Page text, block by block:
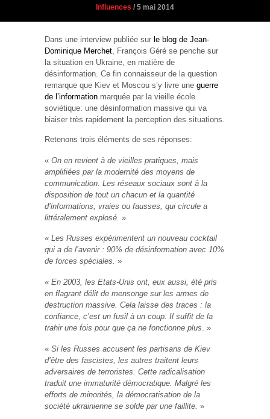
Influences / 5 mai 2014
Dans une interview publiée sur le blog de Jean-
Dominique Merchet , François Géré se penche sur
la situation en Ukraine, en matière de
désinformation. Ce fin connaisseur de la question
remarque que Kiev et Moscou s’y livre une guerre
de l’information marquée par la vieille école
soviétique: une désinformation massive qui va
biaiser très rapidement la perception des situations.
Retenons trois éléments de ses réponses:
« On en revient à de vieilles pratiques, mais
amplifiées par la modernité des moyens de
communication. Les réseaux sociaux sont à la
disposition de tout un chacun et la quantité
d’informations, vraies ou fausses, qui circule a
littéralement explosé. »
« Les Russes expérimentent un nouveau cocktail
qui a de l’avenir : 90% de désinformation avec 10%
de forces spéciales. »
« En 2003, les Etats-Unis ont, eux aussi, été pris
en flagrant délit de mensonge sur les armes de
destruction massive. Cela laisse des traces : la
confiance, c’est un fusil à un coup. Il suffit de la
trahir une fois pour que ça ne fonctionne plus. »
« Si les Russes accusent les partisans de Kiev
d’être des fascistes, les autres traitent leurs
adversaires de terroristes. Cette radicalisation
traduit une immaturité démocratique. Malgré les
efforts de minorités, la démocratisation de la
société ukrainienne se solde par une faillite. »